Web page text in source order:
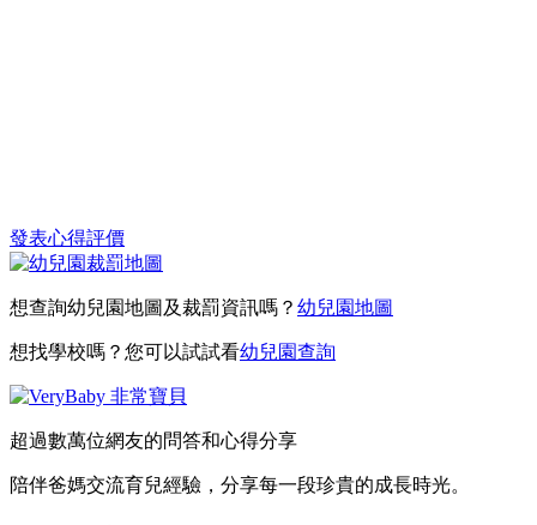
發表心得評價
想查詢幼兒園地圖及裁罰資訊嗎？ 幼兒園地圖
想找學校嗎？您可以試試看幼兒園查詢
超過數萬位網友的問答和心得分享
陪伴爸媽交流育兒經驗，分享每一段珍貴的成長時光。